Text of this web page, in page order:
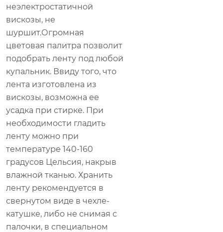
неэлектростатичной
вискозы, не
шуршит.Огромная
цветовая палитра позволит
подобрать ленту под любой
купальник. Ввиду того, что
лента изготовлена из
вискозы, возможна ее
усадка при стирке. При
необходимости гладить
ленту можно при
температуре 140-160
градусов Цельсия, накрыв
влажной тканью. Хранить
ленту рекомендуется в
свернутом виде в чехле-
катушке, либо не снимая с
палочки, в специальном